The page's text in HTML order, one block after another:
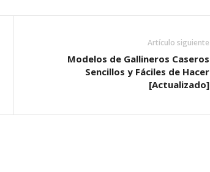
Artículo siguiente
Modelos de Gallineros Caseros
Sencillos y Fáciles de Hacer
[Actualizado]